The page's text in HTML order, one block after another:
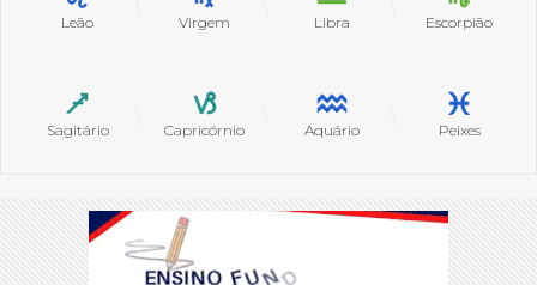
Leão Virgem Libra Escorpião
Sagitário Capricórnio Aquário Peixes